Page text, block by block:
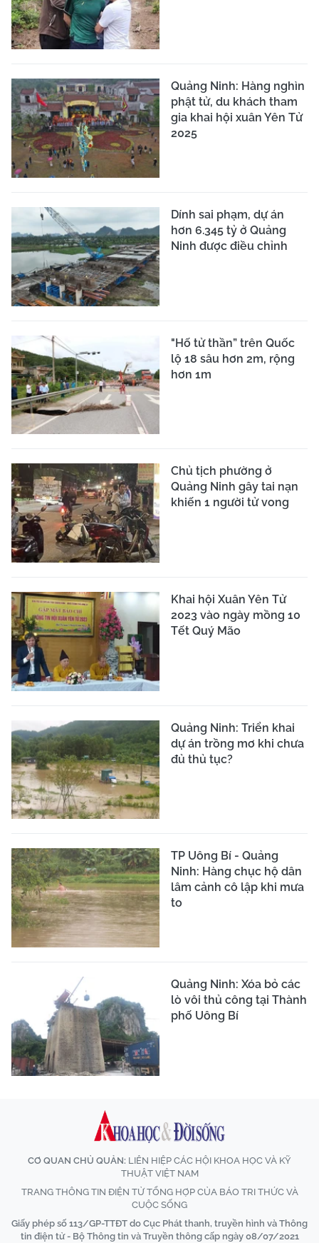
Quảng Ninh: Hàng nghìn
phật tử, du khách tham
gia khai hội xuân Yên Tử
2025
Dính sai phạm, dự án
hơn 6.345 tỷ ở Quảng
Ninh được điều chỉnh
"Hố tử thần” trên Quốc
lộ 18 sâu hơn 2m, rộng
hơn 1m
Chủ tịch phường ở
Quảng Ninh gây tai nạn
khiến 1 người tử vong
Khai hội Xuân Yên Tử
2023 vào ngày mồng 10
Tết Quý Mão
Quảng Ninh: Triển khai
dự án trồng mơ khi chưa
đủ thủ tục?
TP Uông Bí - Quảng
Ninh: Hàng chục hộ dân
lâm cảnh cô lập khi mưa
to
Quảng Ninh: Xóa bỏ các
lò vôi thủ công tại Thành
phố Uông Bí
CƠ QUAN CHỦ QUẢN: LIÊN HIỆP CÁC HỘI KHOA HỌC VÀ KỸ
THUẬT VIỆT NAM
TRANG THÔNG TIN ĐIỆN TỬ TỔNG HỢP CỦA BÁO TRI THỨC VÀ
CUỘC SỐNG
Giấy phép số 113/GP-TTĐT do Cục Phát thanh, truyền hình và Thông
tin điện tử - Bộ Thông tin và Truyền thông cấp ngày 08/07/2021